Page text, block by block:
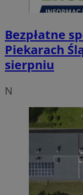
Bezpłatne
Piekarach
sierpniu
N